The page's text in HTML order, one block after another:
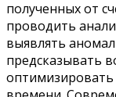
полученных от
проводить
выявлять
предсказывать
оптимизировать